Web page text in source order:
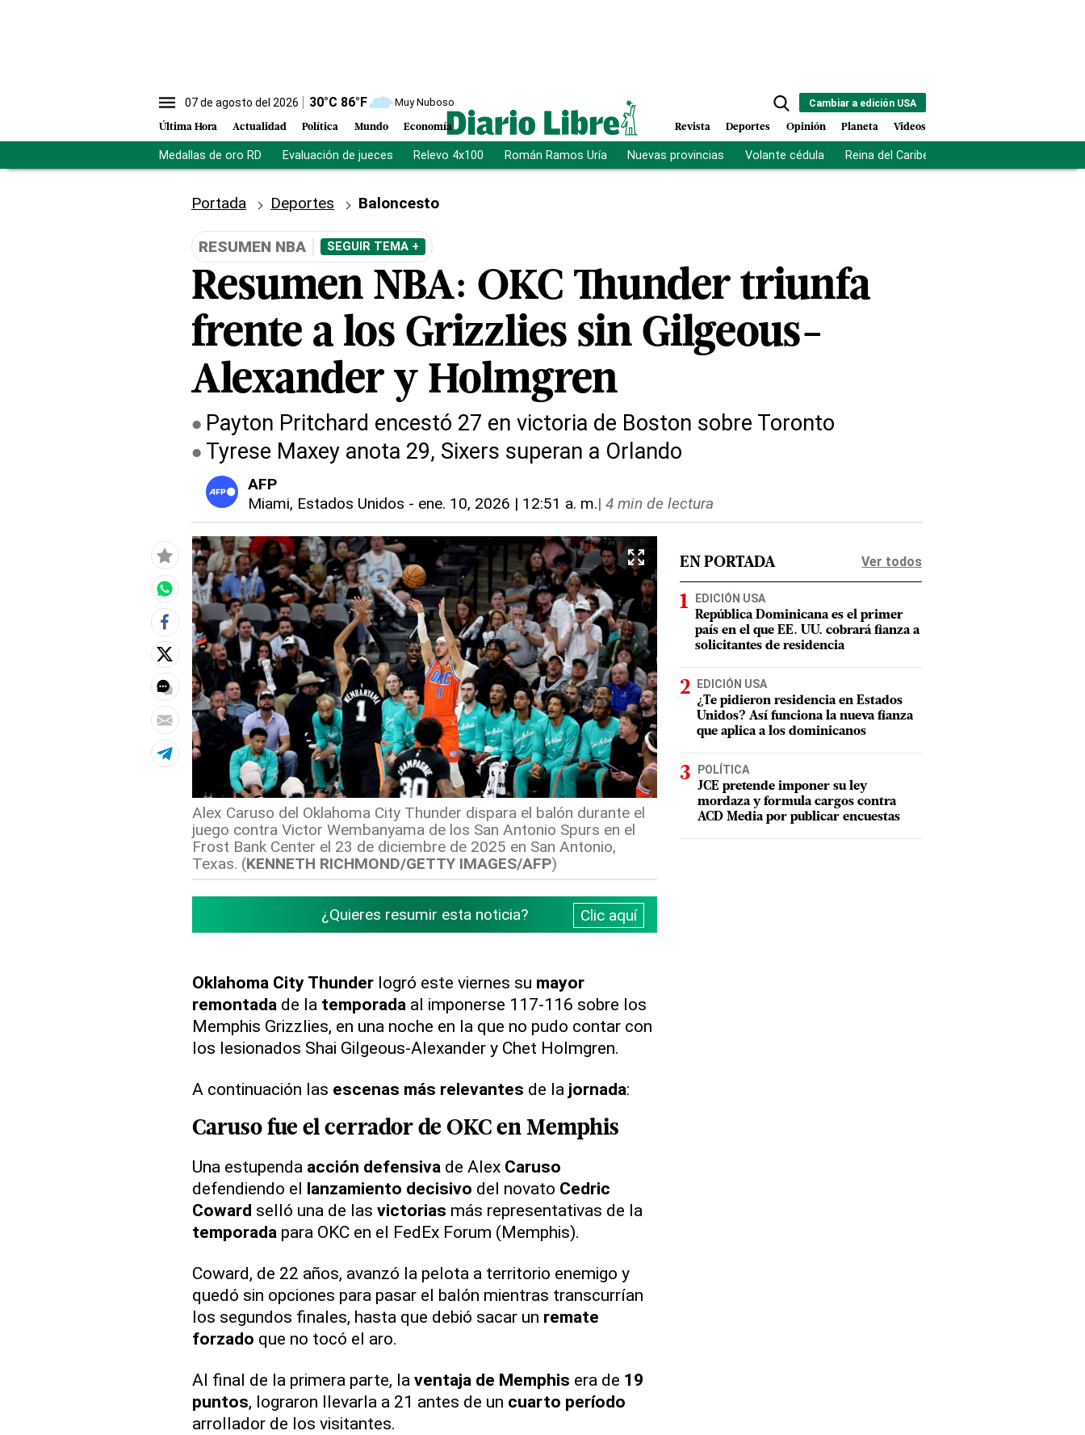
07 de agosto del 2026 30°C 86°F Muy Nuboso
Última Hora Actualidad Política Mundo Economía
Cambiar a edición USA
Revista Deportes Opinión Planeta Videos
Medallas de oro RD Evaluación de jueces Relevo 4x100 Román Ramos Uría Nuevas provincias Volante cédula Reina del Caribe
Portada Deportes Baloncesto
RESUMEN NBA SEGUIR TEMA +
Resumen NBA: OKC Thunder triunfa
frente a los Grizzlies sin Gilgeous-
Alexander y Holmgren
Payton Pritchard encestó 27 en victoria de Boston sobre Toronto
Tyrese Maxey anota 29, Sixers superan a Orlando
AFP
Miami, Estados Unidos - ene. 10, 2026 | 12:51 a. m.| 4 min de lectura
Alex Caruso del Oklahoma City Thunder dispara el balón durante el
juego contra Victor Wembanyama de los San Antonio Spurs en el
Frost Bank Center el 23 de diciembre de 2025 en San Antonio,
Texas. (KENNETH RICHMOND/GETTY IMAGES/AFP)
¿Quieres resumir esta noticia? Clic aquí
Oklahoma City Thunderlogró este viernes su mayor
remontadade la temporadaal imponerse 117-116 sobre los
Memphis Grizzlies, en una noche en la que no pudo contar con
los lesionados Shai Gilgeous-Alexander y Chet Holmgren.
A continuación las escenas más relevantes de la jornada:
Carusofue el cerrador de OKC en Memphis
Una estupenda acción defensivade Alex Caruso
defendiendo el lanzamiento decisivo del novato Cedric
Coward selló una de las victorias más representativas de la
temporadapara OKC en el FedEx Forum (Memphis).
Coward, de 22 años, avanzó la pelota a territorio enemigo y
quedó sin opciones para pasar el balón mientras transcurrían
los segundos finales, hasta que debió sacar un remate
forzado que no tocó el aro.
Al final de la primera parte, la ventaja de Memphis era de 19
puntos, lograron llevarla a 21 antes de un cuarto período
arrollador de los visitantes.
EN PORTADA Ver todos
EDICIÓN USA
República Dominicana es el primer
país en el que EE. UU. cobrará fianza a
solicitantes de residencia
EDICIÓN USA
¿Te pidieron residencia en Estados
Unidos? Así funciona la nueva fianza
que aplica a los dominicanos
POLÍTICA
JCE pretende imponer su ley
mordaza y formula cargos contra
ACD Media por publicar encuestas